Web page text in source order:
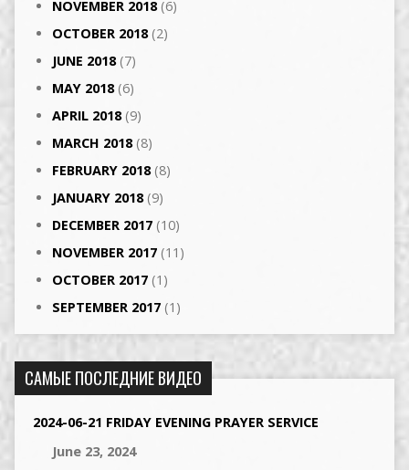
NOVEMBER 2018(6)
OCTOBER 2018(2)
JUNE 2018(7)
MAY 2018(6)
APRIL 2018(9)
MARCH 2018(8)
FEBRUARY 2018(8)
JANUARY 2018(9)
DECEMBER 2017 (10)
NOVEMBER 2017 (11)
OCTOBER 2017 (1)
SEPTEMBER 2017 (1)
САМЫЕ ПОСЛЕДНИЕ ВИДЕО
2024-06-21 FRIDAY EVENING PRAYER SERVICE
June 23, 2024